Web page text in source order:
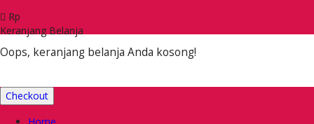
Rp
Keranjang Belanja
Oops, keranjang belanja Anda kosong!
Checkout